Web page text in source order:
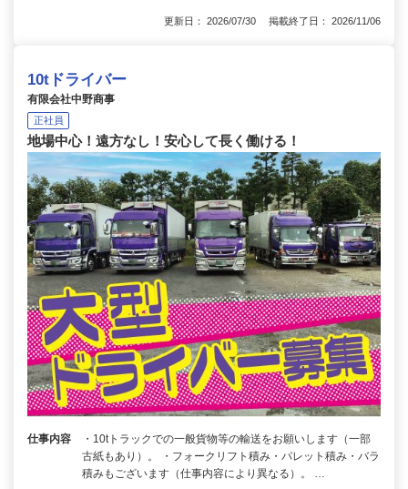
更新日： 2026/07/30 掲載終了日： 2026/11/06
10tドライバー
有限会社中野商事
正社員
地場中心！遠方なし！安心して長く働ける！
仕事内容
・10tトラックでの一般貨物等の輸送をお願いします（一部
古紙もあり）。 ・フォークリフト積み・パレット積み・バラ
積みもございます（仕事内容により異なる）。 …